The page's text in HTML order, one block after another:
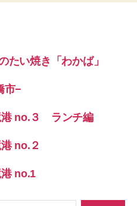
い焼き「わかば」
市−
no.３ ランチ編
no.２
no.1